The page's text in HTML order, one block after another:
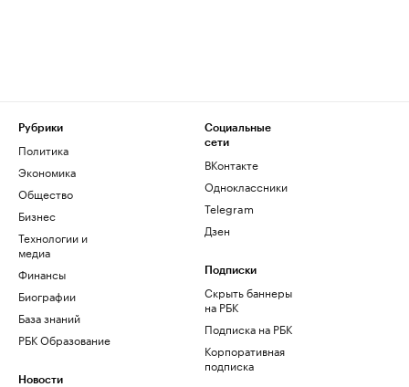
Рубрики
Политика
Экономика
Общество
Бизнес
Технологии и
медиа
Финансы
Биографии
База знаний
РБК Образование
Новости
Социальные
сети
ВКонтакте
Одноклассники
Telegram
Дзен
Подписки
Скрыть баннеры
на РБК
Подписка на РБК
Корпоративная
подписка